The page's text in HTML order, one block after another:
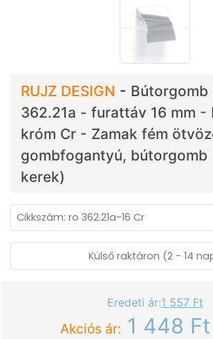
RUJZ DESIGN - Bútorgomb
362.21a - furattáv 16 mm -
króm Cr - Zamak fém
gombfogantyú, bútorgomb
kerek)
Cikkszám: ro 362.21a-16 Cr
Külső raktáron (2 - 14
Eredeti ár:1 557 Ft
Akciós ár: 1 448 Ft